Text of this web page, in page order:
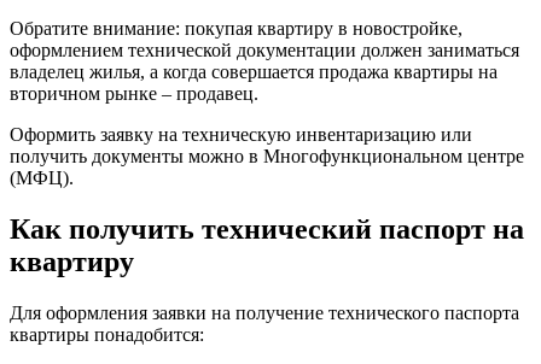
Обратите внимание: покупая квартиру в новостройке,
оформлением технической документации должен заниматься
владелец жилья, а когда совершается продажа квартиры на
вторичном рынке – продавец.
Оформить заявку на техническую инвентаризацию или
получить документы можно в Многофункциональном центре
(МФЦ).
Как получить технический паспорт на
квартиру
Для оформления заявки на получение технического паспорта
квартиры понадобится: